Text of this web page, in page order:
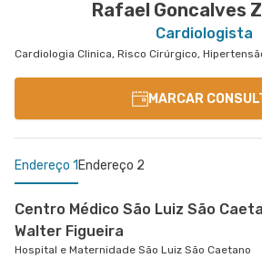
Rafael Goncalves
Cardiologista
MARCAR
Endereço 1 Endereço 2
Centro Médico São Luiz São
Walter Figueira
Hospital e Maternidade São Luiz São Caetano